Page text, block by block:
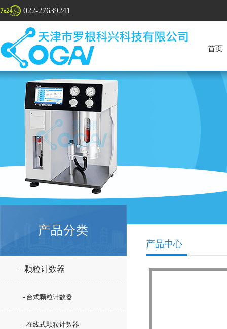
022-27639241
首页
产品分类
+ 颗粒计数器
- 台式颗粒计数器
- 在线式颗粒计数器
产品中心